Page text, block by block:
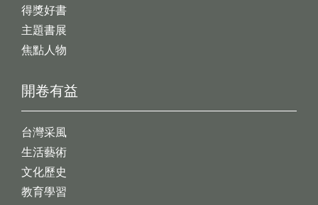
開卷有益
台灣采風
生活藝術
文化歷史
教育學習
得獎好書
主題書展
焦點人物